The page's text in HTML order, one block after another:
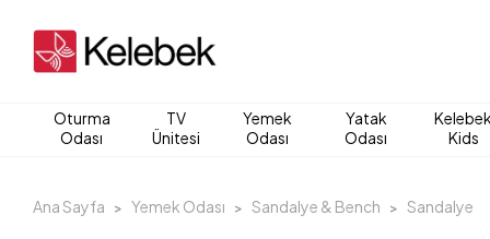
Oturma
Odası
TV
Ünitesi
Yemek
Odası
Yatak
Odası
Kids
Ana Sayfa Yemek Odası Sandalye & Bench Sandalye